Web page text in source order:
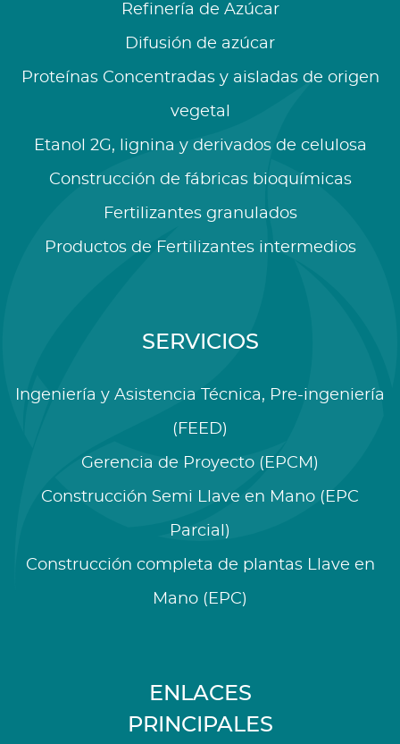
Refinería de Azúcar
Difusión de azúcar
Proteínas Concentradas y aisladas de origen
vegetal
Etanol 2G, lignina y derivados de celulosa
Construcción de fábricas bioquímicas
Fertilizantes granulados
Productos de Fertilizantes intermedios
SERVICIOS
Ingeniería y Asistencia Técnica, Pre-ingeniería
(FEED)
Gerencia de Proyecto (EPCM)
Construcción Semi Llave en Mano (EPC
Parcial)
Construcción completa de plantas Llave en
Mano (EPC)
ENLACES
PRINCIPALES